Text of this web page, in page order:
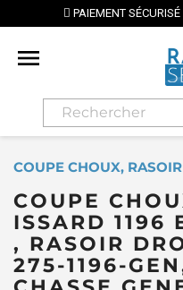
PAR CARTE BANCAIRE

COUPE CHOUX,
COUPE
ISSARD 1196
, RASOIR
275-1196-